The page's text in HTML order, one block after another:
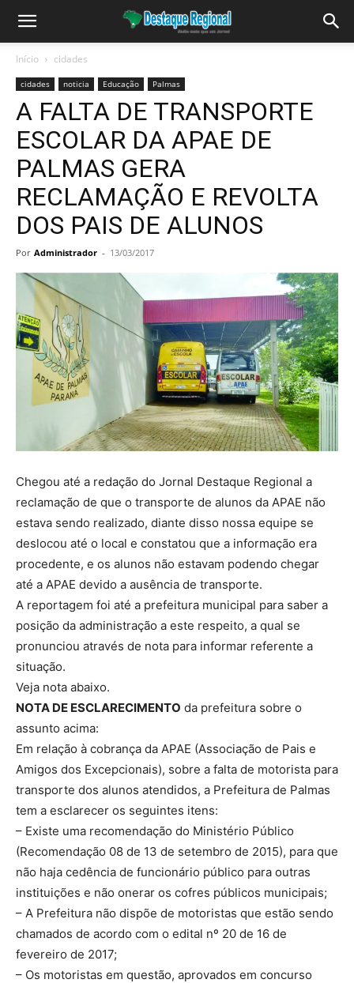
Início cidades
cidades noticia Educação Palmas
A FALTA DE TRANSPORTE
ESCOLAR DA APAE DE
PALMAS GERA
RECLAMAÇÃO E REVOLTA
DOS PAIS DE ALUNOS
Por Administrador - 13/03/2017
Chegou até a redação do Jornal Destaque Regional a
reclamação de que o transporte de alunos da APAE não
estava sendo realizado, diante disso nossa equipe se
deslocou até o local e constatou que a informação era
procedente, e os alunos não estavam podendo chegar
até a APAE devido a ausência de transporte.
A reportagem foi até a prefeitura municipal para saber a
posição da administração a este respeito, a qual se
pronunciou através de nota para informar referente a
situação.
Veja nota abaixo.
NOTA DE ESCLARECIMENTO da prefeitura sobre o
assunto acima:
Em relação à cobrança da APAE (Associação de Pais e
Amigos dos Excepcionais), sobre a falta de motorista para
transporte dos alunos atendidos, a Prefeitura de Palmas
tem a esclarecer os seguintes itens:
– Existe uma recomendação do Ministério Público
(Recomendação 08 de 13 de setembro de 2015), para que
não haja cedência de funcionário público para outras
instituições e não onerar os cofres públicos municipais;
– A Prefeitura não dispõe de motoristas que estão sendo
chamados de acordo com o edital nº 20 de 16 de
fevereiro de 2017;
– Os motoristas em questão, aprovados em concurso